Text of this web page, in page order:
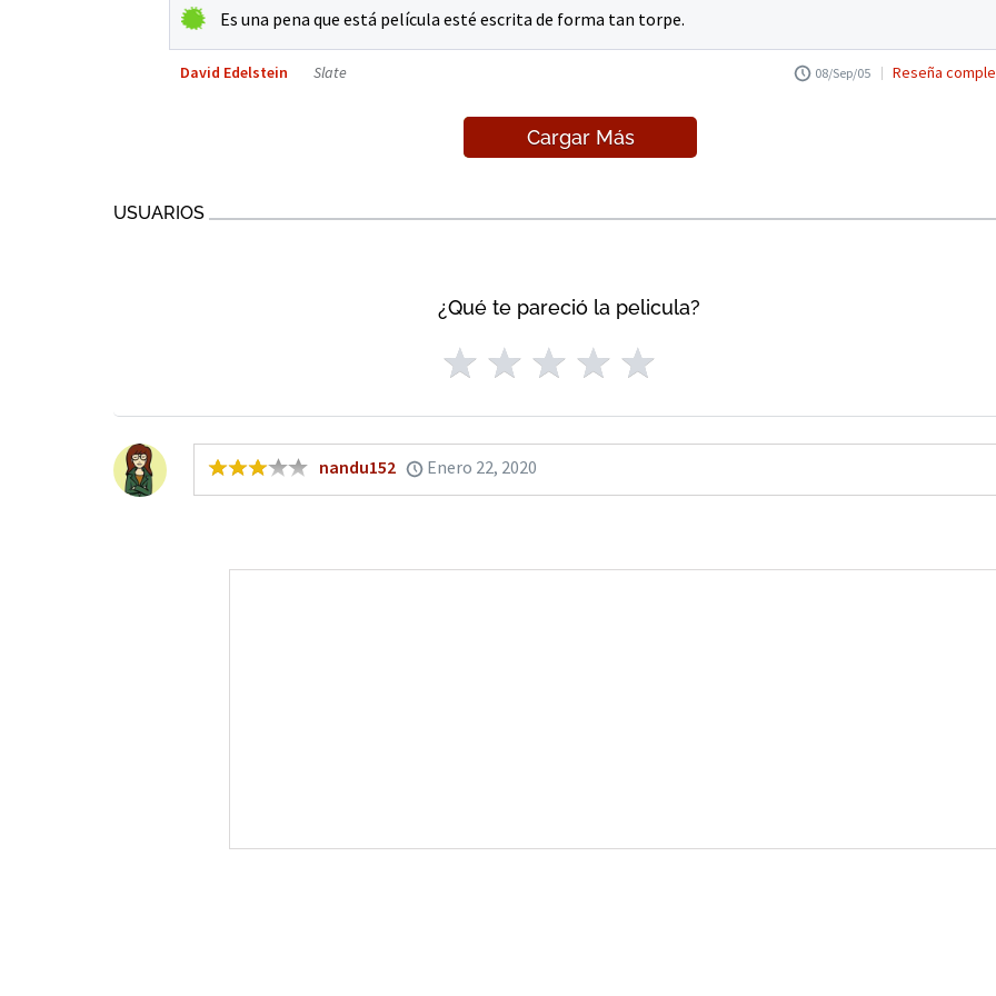
Es una pena que está película esté escrita de forma tan torpe.
David Edelstein Slate 08/Sep/05 Reseña
Cargar Más
USUARIOS
¿Qué te pareció la pelicula?
nandu152 Enero 22, 2020